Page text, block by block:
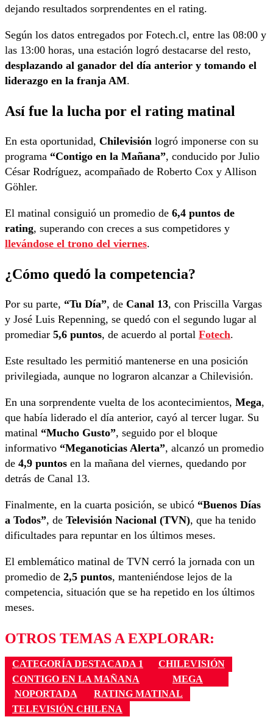
dejando resultados sorprendentes en el rating.
Según los datos entregados por Fotech.cl, entre las 08:00 y
las 13:00 horas, una estación logró destacarse del resto,
desplazando al ganador del día anterior y tomando el
liderazgo en la franja AM.
Así fue la lucha por el rating matinal
En esta oportunidad, Chilevisión logró imponerse con su
programa “Contigo en la Mañana”, conducido por Julio
César Rodríguez, acompañado de Roberto Cox y Allison
Göhler.
El matinal consiguió un promedio de 6,4 puntos de
rating, superando con creces a sus competidores y
llevándose el trono del viernes.
¿Cómo quedó la competencia?
Por su parte, “Tu Día”, de Canal 13, con Priscilla Vargas
y José Luis Repenning, se quedó con el segundo lugar al
promediar 5,6 puntos, de acuerdo al portal Fotech.
Este resultado les permitió mantenerse en una posición
privilegiada, aunque no lograron alcanzar a Chilevisión.
En una sorprendente vuelta de los acontecimientos, Mega,
que había liderado el día anterior, cayó al tercer lugar. Su
matinal “Mucho Gusto”, seguido por el bloque
informativo “Meganoticias Alerta”, alcanzó un promedio
de 4,9 puntos en la mañana del viernes, quedando por
detrás de Canal 13.
Finalmente, en la cuarta posición, se ubicó “Buenos Días
a Todos”, de Televisión Nacional (TVN), que ha tenido
dificultades para repuntar en los últimos meses.
El emblemático matinal de TVN cerró la jornada con un
promedio de 2,5 puntos, manteniéndose lejos de la
competencia, situación que se ha repetido en los últimos
meses.
OTROS TEMAS A EXPLORAR:
CATEGORÍA DESTACADA 1
CHILEVISIÓN
CONTIGO EN LA MAÑANA
MEGA
NOPORTADA
RATING MATINAL
TELEVISIÓN CHILENA